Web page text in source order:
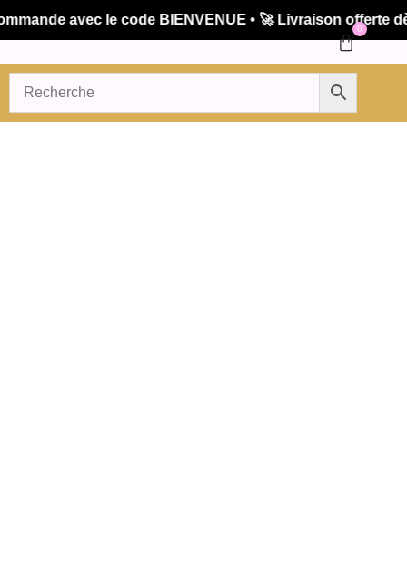
avec le code BIENVENUE • 🚀 Livraison offerte
0